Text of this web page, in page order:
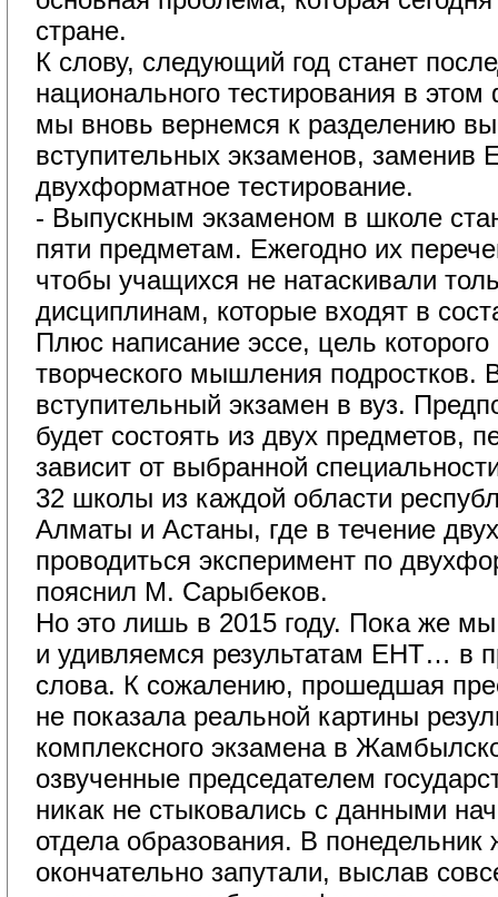
стране.
К слову, следующий год станет
национального тестирования в
мы вновь вернемся к разделению
вступительных экзаменов, заменив
двухформатное тестирование.
- Выпускным экзаменом в школе
пяти предметам. Ежегодно их
чтобы учащихся не натаскивали
дисциплинам, которые входят в
Плюс написание эссе, цель
творческого мышления подростков.
вступительный экзамен в вуз.
будет состоять из двух предметов,
зависит от выбранной
32 школы из каждой области
Алматы и Астаны, где в течение
проводиться эксперимент по
пояснил М. Сарыбеков.
Но это лишь в 2015 году. Пока же
и удивляемся результатам ЕНТ… в
слова. К сожалению, прошедшая
не показала реальной картины
комплексного экзамена в
озвученные председателем
никак не стыковались с данными
отдела образования. В понедельник
окончательно запутали, выслав